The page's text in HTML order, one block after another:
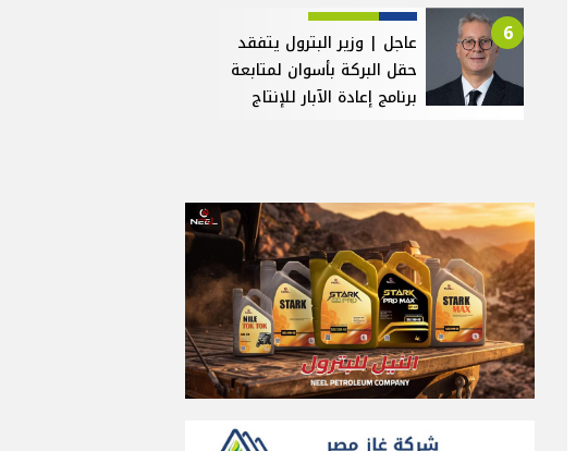
6
عاجل | وزير البترول يتفقد
حقل البركة بأسوان لمتابعة
برنامج إعادة الآبار للإنتاج